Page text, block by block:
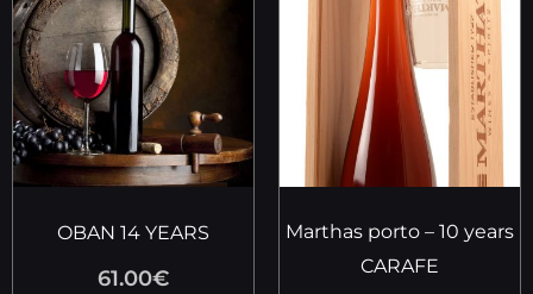
OBAN 14 YEARS
61.00€
Marthas porto – 10 years
CARAFE